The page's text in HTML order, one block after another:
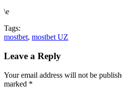
\e
Tags:
mostbet, mostbet UZ
Leave a Reply
Your email address will not be
marked *